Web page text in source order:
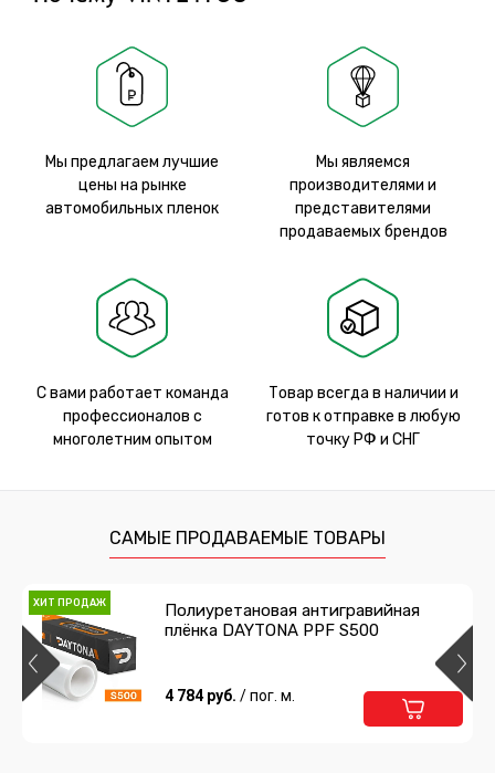
Мы предлагаем лучшие
цены на рынке
автомобильных пленок
Мы являемся
производителями и
представителями
продаваемых брендов
С вами работает команда
профессионалов с
многолетним опытом
Товар всегда в наличии и
готов к отправке в любую
точку РФ и СНГ
САМЫЕ ПРОДАВАЕМЫЕ ТОВАРЫ
ХИТ ПРОДАЖ
Полиуретановая антигравийная
плёнка DAYTONA PPF S500
4 784 руб. / пог. м.